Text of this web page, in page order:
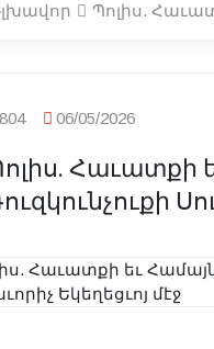
Պոլիս.
804 06/05/2026
Հաւատքի